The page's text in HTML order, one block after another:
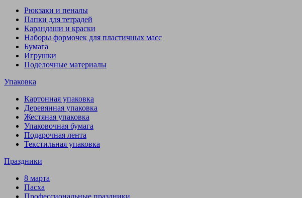
Рюкзаки и пеналы
Папки для тетрадей
Карандаши и краски
Наборы формочек для пластичных масс
Бумага
Игрушки
Поделочные материалы
Упаковка
Картонная упаковка
Деревянная упаковка
Жестяная упаковка
Упаковочная бумага
Подарочная лента
Текстильная упаковка
Праздники
8 марта
Пасха
Профессиональные праздники